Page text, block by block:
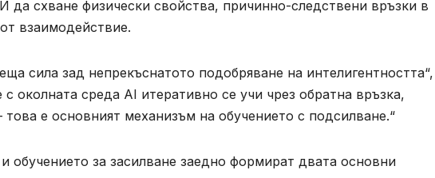
да схване физически свойства, причинно-следствени връзки в
взаимодействие.
сила зад непрекъснатото подобряване на интелигентността“,
околната среда AI итеративно се учи чрез обратна връзка,
е основният механизъм на обучението с подсилване.“
обучението за засилване заедно формират двата основни